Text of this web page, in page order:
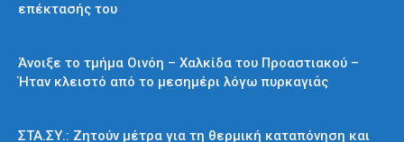
επέκτασής του
Άνοιξε το τμήμα Οινόη – Χαλκίδα του Προαστιακού –
Ήταν κλειστό από το μεσημέρι λόγω πυρκαγιάς
ΣΤΑ.ΣΥ.: Ζητούν μέτρα για τη θερμική καταπόνηση και